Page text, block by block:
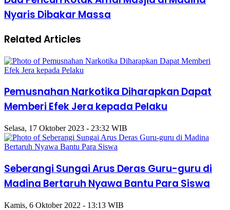
Nyaris Dibakar Massa
Related Articles
Pemusnahan Narkotika Diharapkan Dapat
Memberi Efek Jera kepada Pelaku
Selasa, 17 Oktober 2023 - 23:32 WIB
Seberangi Sungai Arus Deras Guru-guru di
Madina Bertaruh Nyawa Bantu Para Siswa
Kamis, 6 Oktober 2022 - 13:13 WIB